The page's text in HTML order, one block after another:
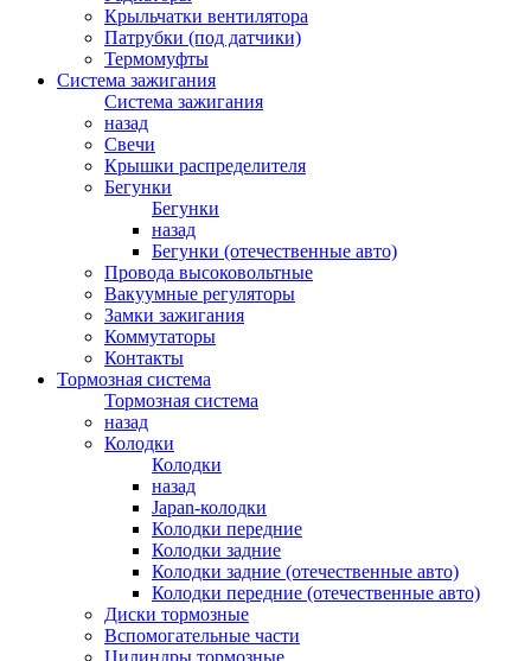
Крыльчатки вентилятора
Патрубки (под датчики)
Термомуфты
Система зажигания
Система зажигания
назад
Свечи
Крышки распределителя
Бегунки
Бегунки
назад
Бегунки (отечественные авто)
Провода высоковольтные
Вакуумные регуляторы
Замки зажигания
Коммутаторы
Контакты
Тормозная система
Тормозная система
назад
Колодки
Колодки
назад
Japan-колодки
Колодки передние
Колодки задние
Колодки задние (отечественные авто)
Колодки передние (отечественные авто)
Диски тормозные
Вспомогательные части
Цилиндры тормозные